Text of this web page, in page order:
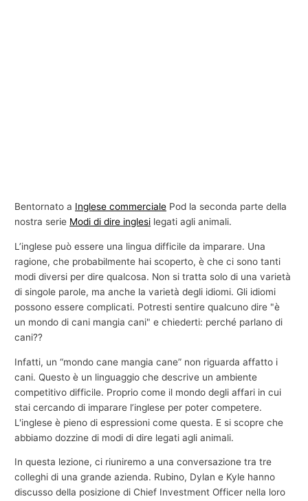
Bentornato a Inglese commerciale Pod la seconda parte della
nostra serie Modi di dire inglesi legati agli animali.
L’inglese può essere una lingua difficile da imparare. Una
ragione, che probabilmente hai scoperto, è che ci sono tanti
modi diversi per dire qualcosa. Non si tratta solo di una varietà
di singole parole, ma anche la varietà degli idiomi. Gli idiomi
possono essere complicati. Potresti sentire qualcuno dire "è
un mondo di cani mangia cani" e chiederti: perché parlano di
cani??
Infatti, un “mondo cane mangia cane” non riguarda affatto i
cani. Questo è un linguaggio che descrive un ambiente
competitivo difficile. Proprio come il mondo degli affari in cui
stai cercando di imparare l’inglese per poter competere.
L'inglese è pieno di espressioni come questa. E si scopre che
abbiamo dozzine di modi di dire legati agli animali.
In questa lezione, ci riuniremo a una conversazione tra tre
colleghi di una grande azienda. Rubino, Dylan e Kyle hanno
discusso della posizione di Chief Investment Officer nella loro